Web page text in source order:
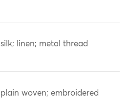
silk; linen; metal thread
plain woven; embroidered